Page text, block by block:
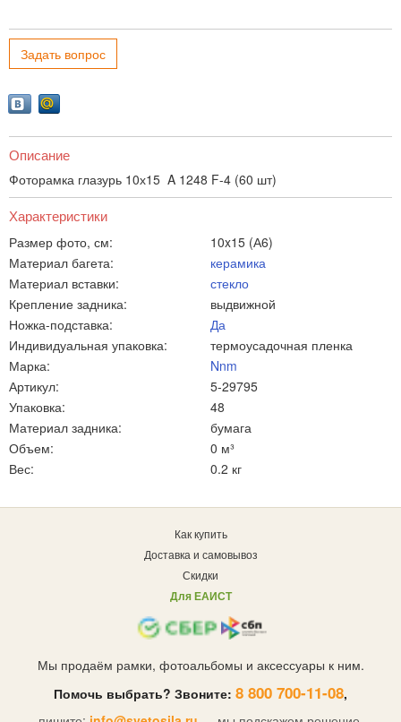
Задать вопрос
Описание
Фоторамка глазурь 10х15 A 1248 F-4 (60 шт)
Характеристики
Размер фото, см:
10x15 (А6)
Материал багета:
керамика
Материал вставки:
стекло
Крепление задника:
выдвижной
Ножка-подставка:
Да
Индивидуальная упаковка:
термоусадочная пленка
Марка:
Nnm
Артикул:
5-29795
Упаковка:
48
Материал задника:
бумага
Объем:
0 м³
Вес:
0.2 кг
Как купить
Доставка и самовывоз
Скидки
Для ЕАИСТ
Мы продаём рамки, фотоальбомы и аксессуары к ним.
Помочь выбрать? Звоните: 8 800 700-11-08,